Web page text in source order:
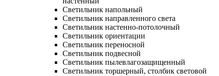
Светильник напольный
Светильник направленного света
Светильник настенно-потолочный
Светильник ориентации
Светильник переносной
Светильник подвесной
Светильник пылевлагозащищенный
Светильник торшерный, столбик световой